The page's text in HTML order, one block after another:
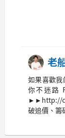
老
如果喜歡
你不迷路
►►http://
破追價、籌